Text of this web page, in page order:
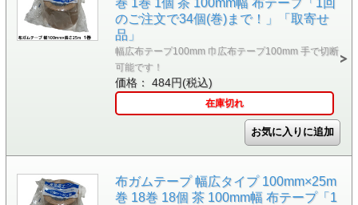
巻 1巻 1個 茶 100mm幅 布テープ「1回
のご注文で34個(巻)まで！」「取寄せ
品」
幅広布テープ100mm 巾広布テープ100mm 手で切断
可能です！
価格： 484円(税込)
在庫切れ
布ガムテープ 幅広タイプ 100mm×25m
巻 18巻 18個 茶 100mm幅 布テープ「1